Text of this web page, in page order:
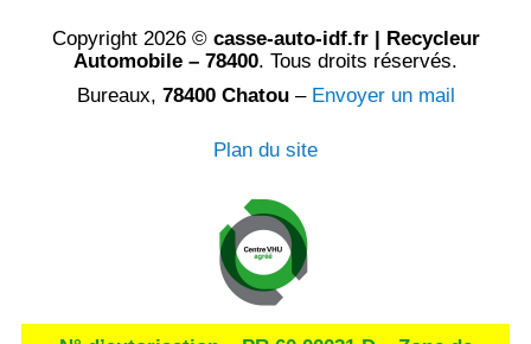
Copyright 2026 © casse-auto-idf.fr | Recycleur
Automobile – 78400. Tous droits réservés.
Bureaux, 78400 Chatou– Envoyer un mail
Plan du site